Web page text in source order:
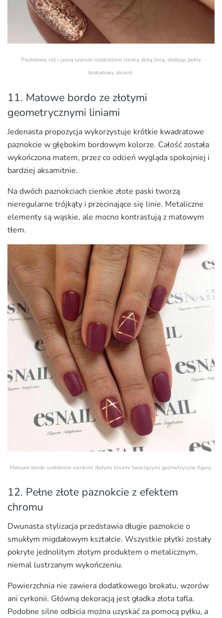
Pastelowy róż i jasną szarość rozdzielono cienką złotą linią, dodając pełny
brokatowy akcent.
11. Matowe bordo ze złotymi
geometrycznymi liniami
Jedenasta propozycja wykorzystuje krótkie kwadratowe
paznokcie w głębokim bordowym kolorze. Całość została
wykończona matem, przez co odcień wygląda spokojniej i
bardziej aksamitnie.
Na dwóch paznokciach cienkie złote paski tworzą
nieregularne trójkąty i przecinające się linie. Metaliczne
elementy są wąskie, ale mocno kontrastują z matowym
tłem.
Matowe bordo ozdobione cienkimi złotymi liniami tworzącymi geometryczne figury.
12. Pełne złote paznokcie z efektem
chromu
Dwunasta stylizacja przedstawia długie paznokcie o
smukłym migdałowym kształcie. Wszystkie płytki zostały
pokryte jednolitym złotym produktem o metalicznym,
niemal lustrzanym wykończeniu.
Powierzchnia nie zawiera dodatkowego brokatu, wzorów
ani cyrkonii. Główną dekoracją jest gładka złota tafla.
Podobne silne odbicia można uzyskać za pomocą pyłku, a